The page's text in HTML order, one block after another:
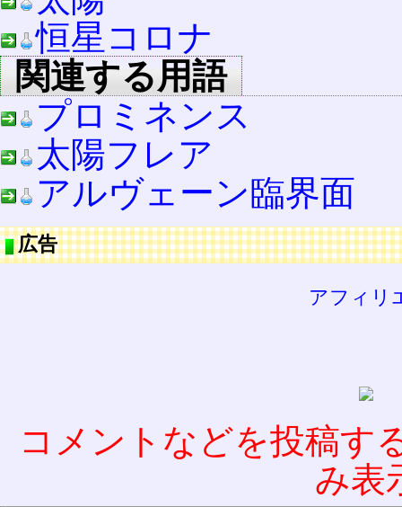
恒星コロナ
関連する用語
プロミネンス
太陽フレア
アルヴェーン臨界面
広告
アフィリ
コメントなどを投稿す
み表